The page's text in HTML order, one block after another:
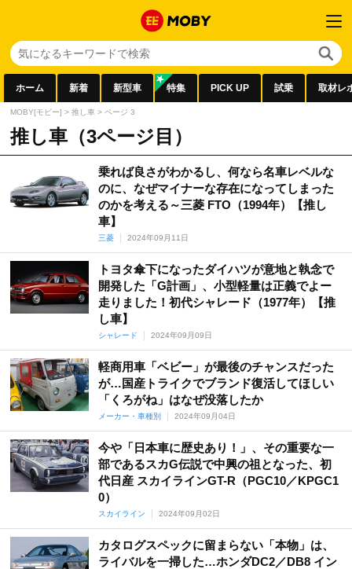
ホーム 新着 新型車 特集 PICK UP 試乗 取材レ
MOBY[モビー] > 推し車 > ページ 3
推し車（3ページ目）
乗れば良さがわかるし、何なら名車レベルな
のに、なぜマイナーな存在になってしまった
のかを考える～三菱 FTO（1994年）【推し
車】
三菱 2024年09月11日
トヨタ傘下になったダイハツが意地と執念で
開発した「G計画」、小型軽量は正義でよー
走りました！初代シャレード（1977年）【推
し車】
シャレード 2024年09月09日
軽商用車「ベビー」が最後のチャンスだった
が…国産トライクでブランド復活してほしい
「くろがね」はなぜ没落したか
メーカー・車種別 2024年09月04日
今や「日本車に歴史あり！」、その重要な一
部であるスカG伝説で中興の祖となった、初
代日産 スカイラインGT-R（PGC10／KPGC1
0）
スカイライン 2024年09月02日
カタログスペックに留まらない「本物」は、
ライバルを一掃した…ホンダDC2／DB8 イン